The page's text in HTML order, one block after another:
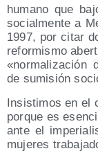
humano que
socialmente a
1997, por citar
reformismo
«normalización
de sumisión
Insistimos en el
porque es
ante el
mujeres